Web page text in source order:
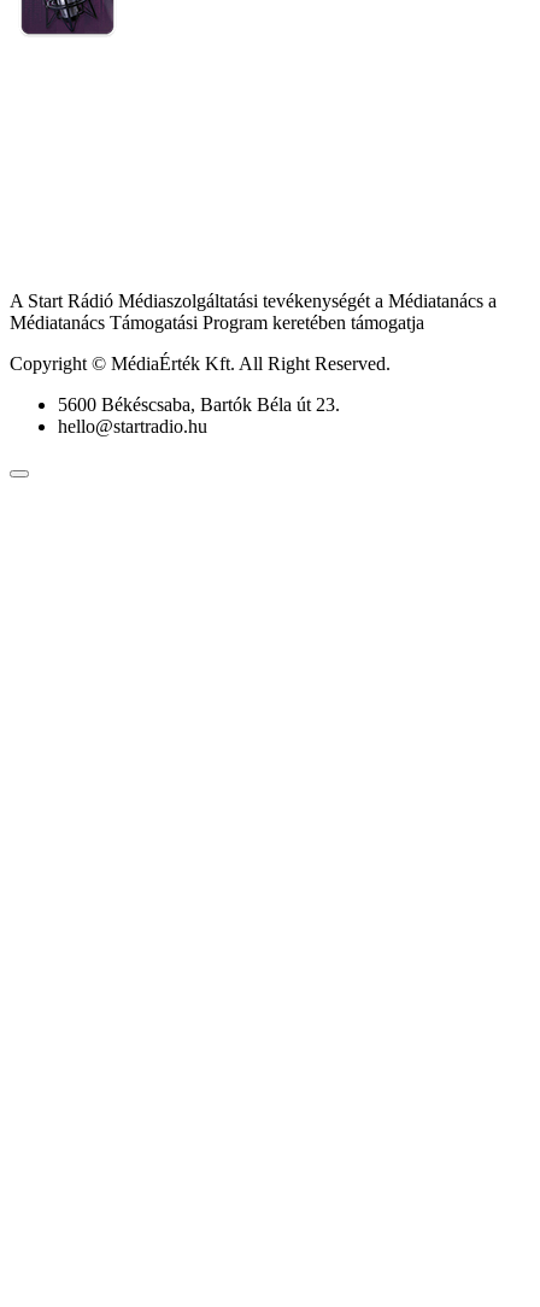
A Start Rádió Médiaszolgáltatási tevékenységét a Médiatanács a
Médiatanács Támogatási Program keretében támogatja
Copyright © MédiaÉrték Kft. All Right Reserved.
5600 Békéscsaba, Bartók Béla út 23.
hello@startradio.hu